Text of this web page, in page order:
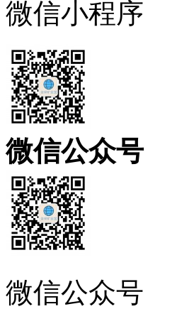
微信小程序
微信公众号
微信公众号